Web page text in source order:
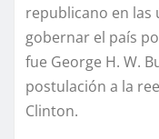
republicano en las
gobernar el país
fue George H. W.
postulación a la
Clinton.